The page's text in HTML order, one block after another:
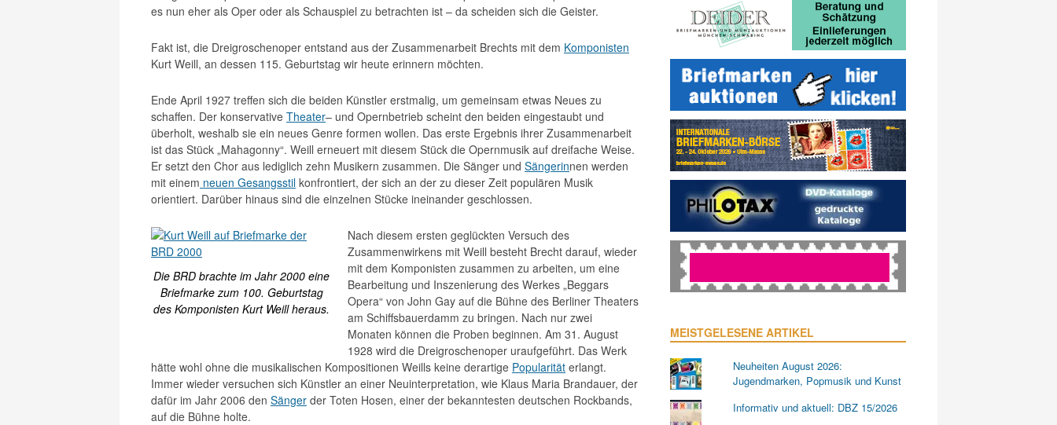
es nun eher als Oper oder als Schauspiel zu betrachten ist – da scheiden sich die Geister.
Fakt ist, die Dreigroschenoper entstand aus der Zusammenarbeit Brechts mit dem Komponisten
Kurt Weill, an dessen 115. Geburtstag wir heute erinnern möchten.
Ende April 1927 treffen sich die beiden Künstler erstmalig, um gemeinsam etwas Neues zu
schaffen. Der konservative Theater– und Opernbetrieb scheint den beiden eingestaubt und
überholt, weshalb sie ein neues Genre formen wollen. Das erste Ergebnis ihrer Zusammenarbeit
ist das Stück „Mahagonny“. Weill erneuert mit diesem Stück die Opernmusik auf dreifache Weise.
Er setzt den Chor aus lediglich zehn Musikern zusammen. Die Sänger und Sängerinnen werden
mit einem neuen Gesangsstil konfrontiert, der sich an der zu dieser Zeit populären Musik
orientiert. Darüber hinaus sind die einzelnen Stücke ineinander geschlossen.
Die BRD brachte im Jahr 2000 eine
Briefmarke zum 100. Geburtstag
des Komponisten Kurt Weill heraus.
Nach diesem ersten geglückten Versuch des
Zusammenwirkens mit Weill besteht Brecht darauf, wieder
mit dem Komponisten zusammen zu arbeiten, um eine
Bearbeitung und Inszenierung des Werkes „Beggars
Opera“ von John Gay auf die Bühne des Berliner Theaters
am Schiffsbauerdamm zu bringen. Nach nur zwei
Monaten können die Proben beginnen. Am 31. August
1928 wird die Dreigroschenoper uraufgeführt. Das Werk
hätte wohl ohne die musikalischen Kompositionen Weills keine derartige Popularität erlangt.
Immer wieder versuchen sich Künstler an einer Neuinterpretation, wie Klaus Maria Brandauer, der
dafür im Jahr 2006 den Sänger der Toten Hosen, einer der bekanntesten deutschen Rockbands,
auf die Bühne holte.
MEISTGELESENE ARTIKEL
Neuheiten August 2026:
Jugendmarken, Popmusik und Kunst
Informativ und aktuell: DBZ 15/2026